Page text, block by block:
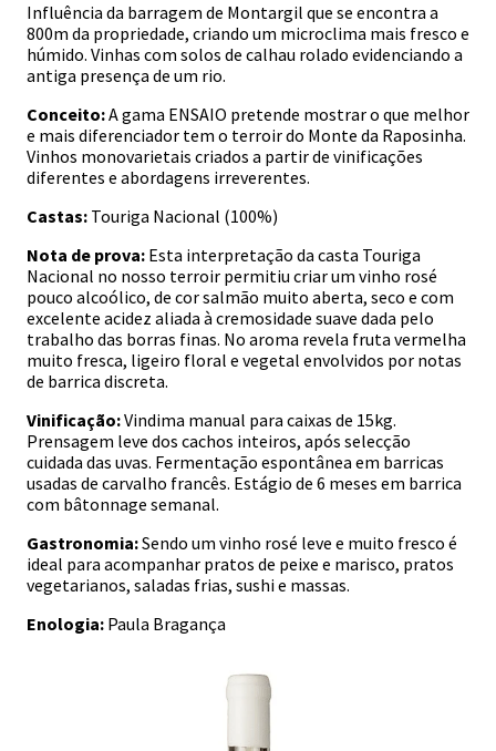
Influência da barragem de Montargil que se encontra a
800m da propriedade, criando um microclima mais fresco e
húmido. Vinhas com solos de calhau rolado evidenciando a
antiga presença de um rio.
Conceito:A gama ENSAIO pretende mostrar o que melhor
e mais diferenciador tem o terroir do Monte da Raposinha.
Vinhos monovarietais criados a partir de vinificações
diferentes e abordagens irreverentes.
Castas: Touriga Nacional (100%)
Nota de prova: Esta interpretação da casta Touriga
Nacional no nosso terroir permitiu criar um vinho rosé
pouco alcoólico, de cor salmão muito aberta, seco e com
excelente acidez aliada à cremosidade suave dada pelo
trabalho das borras finas. No aroma revela fruta vermelha
muito fresca, ligeiro floral e vegetal envolvidos por notas
de barrica discreta.
Vinificação:Vindima manual para caixas de 15kg.
Prensagem leve dos cachos inteiros, após selecção
cuidada das uvas. Fermentação espontânea em barricas
usadas de carvalho francês. Estágio de 6 meses em barrica
com bâtonnage semanal.
Gastronomia:Sendo um vinho rosé leve e muito fresco é
ideal para acompanhar pratos de peixe e marisco, pratos
vegetarianos, saladas frias, sushi e massas.
Enologia: Paula Bragança